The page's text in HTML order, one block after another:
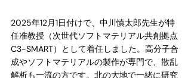
2025年12月1日付けで、中川慎太郎先生が特
任准教授（次世代ソフトマテリアル共創拠点
C3-SMART）として着任しました。高分子合
成やソフトマテリアルの製作が専門で、散乱
解析も一流の方です。北の大地で一緒に研究